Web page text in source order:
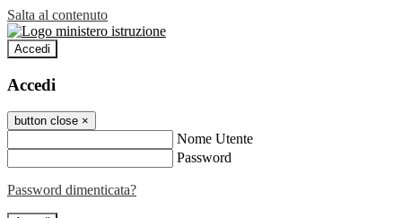
Salta al contenuto
Accedi
Accedi
button close ×
Nome Utente
Password
Password dimenticata?